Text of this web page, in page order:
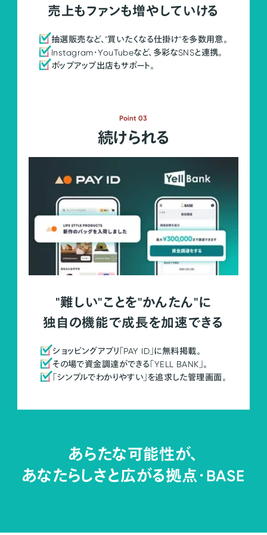
売上もファンも増やしていける
抽選販売など、"買いたくなる仕掛け"を多数用意。
Instagram・YouTubeなど、多彩なSNSと連携。
ポップアップ出店もサポート。
Point 03
続けられる
"難しい"ことを"かんたん"に
独自の機能で成長を加速できる
ショッピングアプリ「PAY ID」に無料掲載。
その場で資金調達ができる「YELL BANK」。
「シンプルでわかりやすい」を追求した管理画面。
あらたな可能性が、
あなたらしさと広がる拠点・BASE